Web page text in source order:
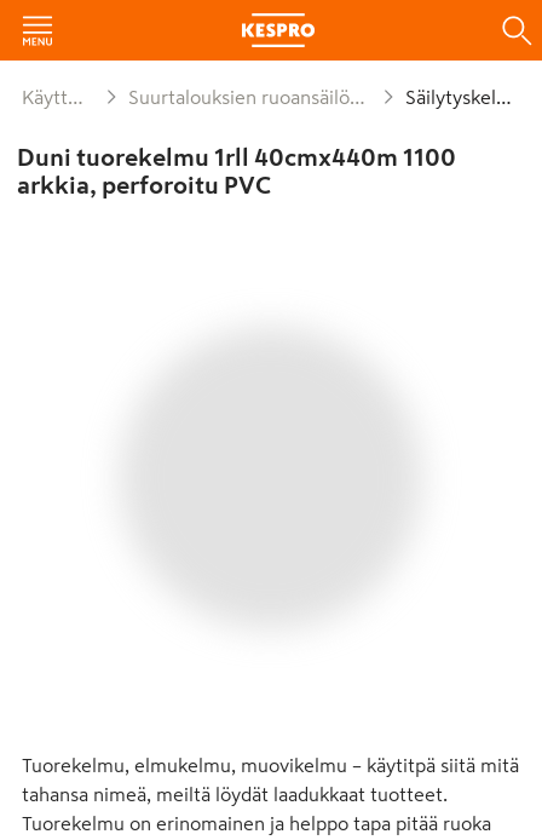
Käyttötavara Suurtalouksien ruoansäilöntämateriaalit Säilytyskelmut
Duni tuorekelmu 1rll 40cmx440m 1100
arkkia, perforoitu PVC
Tuorekelmu, elmukelmu, muovikelmu – käytitpä siitä mitä
tahansa nimeä, meiltä löydät laadukkaat tuotteet.
Tuorekelmu on erinomainen ja helppo tapa pitää ruoka